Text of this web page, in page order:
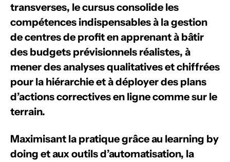
transverses, le cursus consolide les
compétences indispensables à la gestion
de centres de profit en apprenant à bâtir
des budgets prévisionnels réalistes, à
mener des analyses qualitatives et chiffrées
pour la hiérarchie et à déployer des plans
d’actions correctives en ligne comme sur le
terrain.
Maximisant la pratique grâce au learning by
doing et aux outils d’automatisation, la